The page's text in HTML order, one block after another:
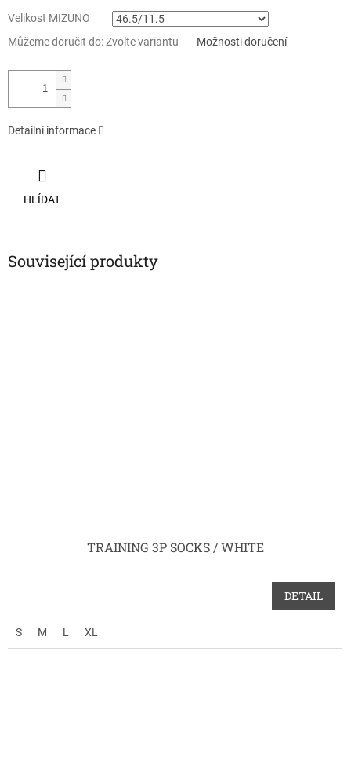
Velikost MIZUNO
Můžeme doručit do:Zvolte variantu Možnosti doručení
Detailní informace
HLÍDAT
Související produkty
TRAINING 3P SOCKS / WHITE
DETAIL
S M L XL